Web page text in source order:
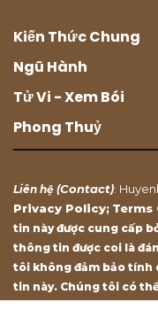
Kiến Thức Chung
Ngũ Hành
Tử Vi - Xem Bói
Phong Thuỷ
Liên hệ (Contact):
Privacy Policy; Terms
tin này được cung cấp
thông tin được coi là
tôi không đảm bảo tính
tin này. Chúng tôi có